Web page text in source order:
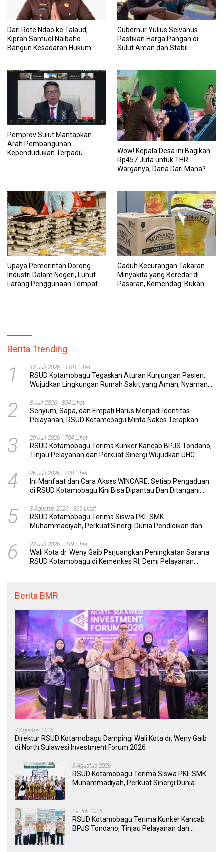
Dari Rote Ndao ke Talaud,
Kiprah Samuel Naibaho
Bangun Kesadaran Hukum
Gubernur Yulius Selvanus
Pastikan Harga Pangan di
Sulut Aman dan Stabil
Pemprov Sulut Mantapkan
Arah Pembangunan
Kependudukan Terpadu
Wow! Kepala Desa ini Bagikan
Rp457 Juta untuk THR
Warganya, Dana Dari Mana?
Upaya Pemerintah Dorong
Industri Dalam Negeri, Luhut
Larang Penggunaan Tempat
Gaduh Kecurangan Takaran
Minyakita yang Beredar di
Pasaran, Kemendag: Bukan
Berita Trending
1 12 Juli 2026 1101 Lihat
RSUD Kotamobagu Tegaskan Aturan Kunjungan Pasien,
Wujudkan Lingkungan Rumah Sakit yang Aman, Nyaman,
2 8 Juli 2026 854 Lihat
Senyum, Sapa, dan Empati Harus Menjadi Identitas
Pelayanan, RSUD Kotamobagu Minta Nakes Terapkan
3 29 Juli 2026 704 Lihat
RSUD Kotamobagu Terima Kunker Kancab BPJS Tondano,
Tinjau Pelayanan dan Perkuat Sinergi Wujudkan UHC
4 26 Juli 2026 448 Lihat
Ini Manfaat dan Cara Akses WINCARE, Setiap Pengaduan
di RSUD Kotamobagu Kini Bisa Dipantau Dan Ditangani
5 3 Agustus 2026 369 Lihat
RSUD Kotamobagu Terima Siswa PKL SMK
Muhammadiyah, Perkuat Sinergi Dunia Pendidikan dan
6 22 Juli 2026 319 Lihat
Wali Kota dr. Weny Gaib Perjuangkan Peningkatan Sarana
RSUD Kotamobagu di Kemenkes RI, Demi Pelayanan
Berita BMR
7 Agustus 2026
Direktur RSUD Kotamobagu Dampingi Wali Kota dr. Weny Gaib
di North Sulawesi Investment Forum 2026
3 Agustus 2026
RSUD Kotamobagu Terima Siswa PKL SMK
Muhammadiyah, Perkuat Sinergi Dunia
29 Juli 2026
RSUD Kotamobagu Terima Kunker Kancab
BPJS Tondano, Tinjau Pelayanan dan